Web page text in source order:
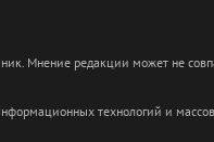
Мнение редакции может не
технологий и